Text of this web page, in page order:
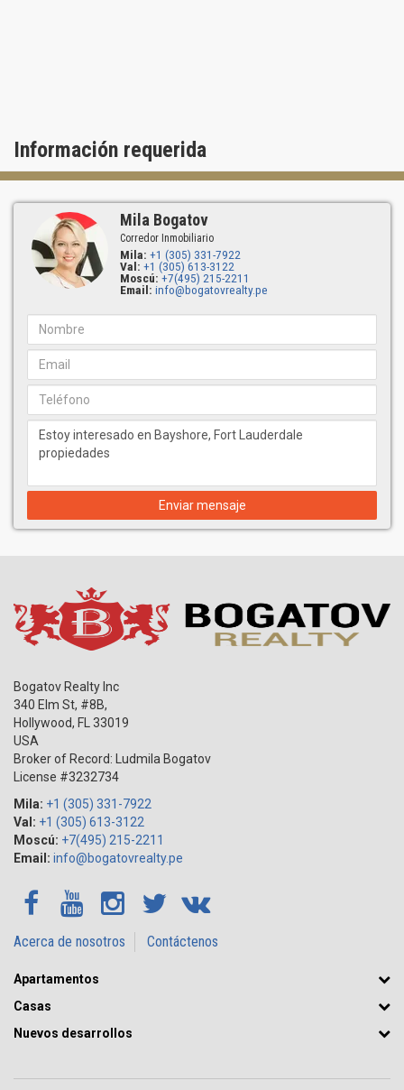
Información requerida
Mila Bogatov
Corredor Inmobiliario
Mila: +1 (305) 331-7922
Val: +1 (305) 613-3122
Moscú: +7(495) 215-2211
Email: info@bogatovrealty.pe
Enviar mensaje
Bogatov Realty Inc
340 Elm St, #8B,
Hollywood, FL
33019
USA
Broker of Record: Ludmila Bogatov
License #3232734
Mila: +1 (305) 331-7922
Val: +1 (305) 613-3122
Moscú: +7(495) 215-2211
Email: info@bogatovrealty.pe
Acerca de nosotros Contáctenos
Apartamentos
Casas
Nuevos desarrollos